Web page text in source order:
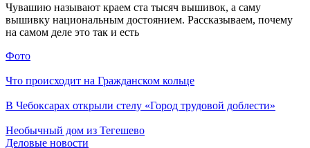
Чувашию называют краем ста тысяч вышивок, а саму
вышивку национальным достоянием. Рассказываем, почему
на самом деле это так и есть
Фото
Что происходит на Гражданском кольце
В Чебоксарах открыли стелу «Город трудовой доблести»
Необычный дом из Тегешево
Деловые новости